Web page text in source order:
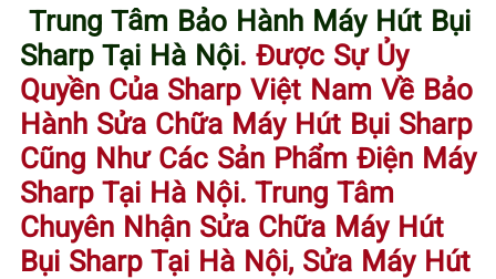
Trung Tâm Bảo Hành Máy Hút Bụi
Sharp Tại Hà Nội. Được Sự Ủy
Quyền Của Sharp Việt Nam Về Bảo
Hành Sửa Chữa Máy Hút Bụi Sharp
Cũng Như Các Sản Phẩm Điện Máy
Sharp Tại Hà Nội. Trung Tâm
Chuyên Nhận Sửa Chữa Máy Hút
Bụi Sharp Tại Hà Nội, Sửa Máy Hút